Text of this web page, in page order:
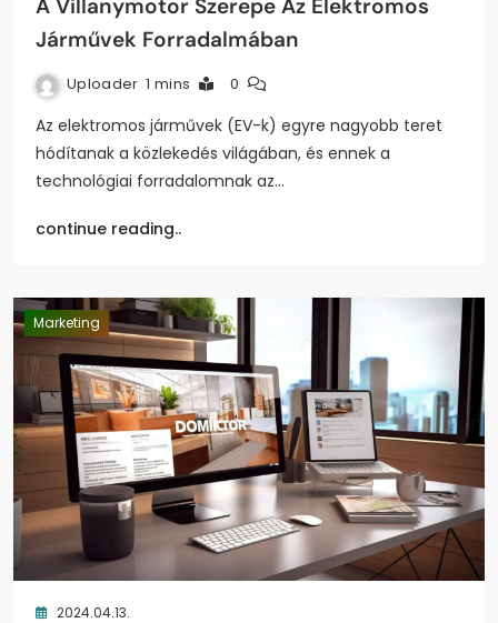
A Villanymotor Szerepe Az Elektromos
Járművek Forradalmában
Uploader 1 mins 0
Az elektromos járművek (EV-k) egyre nagyobb teret
hódítanak a közlekedés világában, és ennek a
technológiai forradalomnak az…
continue reading..
Marketing
2024.04.13.